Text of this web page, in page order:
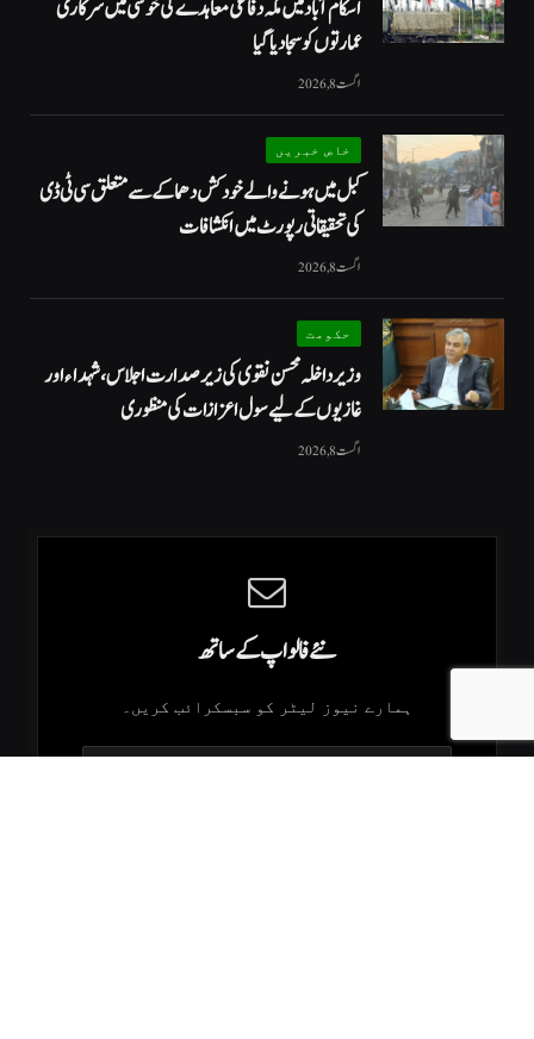
اسکام آباد میں مکہ دفاعی معاہدے کی خوشی میں سرکاری
عمارتوں کو سجا دیا گیا
اگست 8, 2026
خاص خبریں
کبل میں ہونے والے خودکش دھماکے سے متعلق سی ٹی ڈی
کی تحقیقاتی رپورٹ میں انکشافات
اگست 8, 2026
حکومت
وزیرداخلہ محسن نقوی کی زیر صدارت اجلاس، شہداء اور
غازیوں کے لیے سول اعزازات کی منظوری
اگست 8, 2026
نئے فالو اپ کے ساتھ
ہمارے نیوز لیٹر کو سبسکرائب کریں۔